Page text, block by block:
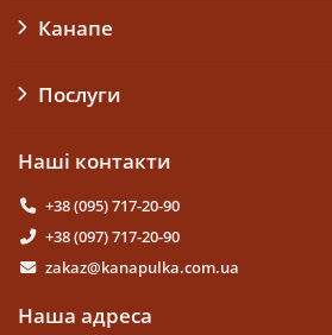
Канапе
Послуги
Наші контакти
+38 (095) 717-20-90
+38 (097) 717-20-90
zakaz@kanapulka.com.ua
Наша адреса